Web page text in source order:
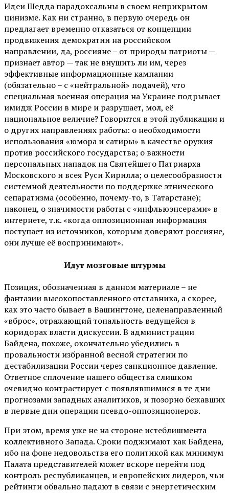
Идеи Шедда парадоксальны в своем неприкрытом
цинизме. Как ни странно, в первую очередь он
предлагает временно отказаться от концепции
продвижения демократии на российском
направлении, да, россияне – от природы патриоты —
признает автор — так не внушить ли им, через
эффективные информационные кампании
(обязательно – с «нейтральной» подачей), что
специальная военная операция на Украине подрывает
имидж России в мире и разрушает, мол, её
национальное величие? Говорится в этой публикации и
о других направлениях работы: о необходимости
использования «юмора и сатиры» в качестве оружия
против российского государства; о важности
персональных нападок на Святейшего Патриарха
Московского и всея Руси Кирилла; о целесообразности
системной деятельности по поддержке этнического
сепаратизма (особенно, почему-то, в Татарстане);
наконец, о значимости работы с «инфльюэнсерами» в
интернете, т.к. «когда оппозиционная информация
поступает из источников, которым доверяют россияне,
они лучше её воспринимают».
Идут мозговые штурмы
Позиция, обозначенная в данном материале – не
фантазии высокопоставленного отставника, а скорее,
как это часто бывает в Вашингтоне, целенаправленный
«вброс», отражающий тональность ведущейся в
коридорах власти дискуссии. В администрации
Байдена, похоже, окончательно убедились в
провальности избранной весной стратегии по
дестабилизации России через санкционное давление.
Ответное сплочение нашего общества слишком
очевидно контрастирует с появлявшимися в те дни
прогнозами западных аналитиков, и позорно бежавших
в первые дни операции псевдо-оппозиционеров.
При этом, время уже не на стороне истеблишмента
коллективного Запада. Сроки поджимают как Байдена,
ибо на фоне недовольства его политикой как минимум
Палата представителей может вскоре перейти под
контроль республиканцев, и европейских лидеров, чьи
рейтинги обвально падают в связи с энергетическим